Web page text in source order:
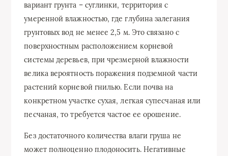
вариант грунта – суглинки, территория с
умеренной влажностью, где глубина залегания
грунтовых вод не менее 2,5 м. Это связано с
поверхностным расположением корневой
системы деревьев, при чрезмерной влажности
велика вероятность поражения подземной части
растений корневой гнилью. Если почва на
конкретном участке сухая, легкая супесчаная или
песчаная, то требуется частое ее орошение.
Без достаточного количества влаги груша не
может полноценно плодоносить. Негативные